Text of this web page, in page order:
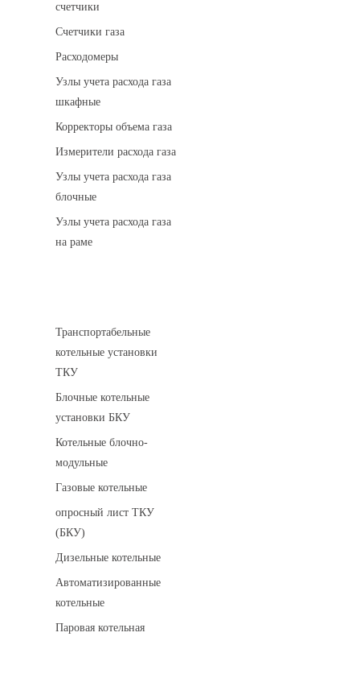
счетчики
Счетчики газа
Расходомеры
Узлы учета расхода газа
шкафные
Корректоры объема газа
Измерители расхода газа
Узлы учета расхода газа
блочные
Узлы учета расхода газа
на раме
Транспортабельные
котельные установки
ТКУ
Блочные котельные
установки БКУ
Котельные блочно-
модульные
Газовые котельные
опросный лист ТКУ
(БКУ)
Дизельные котельные
Автоматизированные
котельные
Паровая котельная